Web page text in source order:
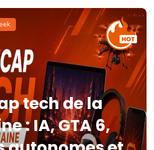
tech de la
: IA, GTA 6,